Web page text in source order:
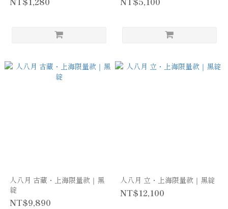
人八月 古藏・上海限量款｜黑
綻
NT$9,890
人八月 立・上海限量款｜黑綻
NT$12,100